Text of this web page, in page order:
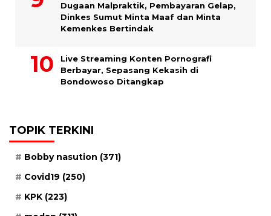
Dugaan Malpraktik, Pembayaran Gelap,
Dinkes Sumut Minta Maaf dan Minta
Kemenkes Bertindak
Live Streaming Konten Pornografi
Berbayar, Sepasang Kekasih di
Bondowoso Ditangkap
TOPIK TERKINI
Bobby nasution (371)
Covid19 (250)
KPK (223)